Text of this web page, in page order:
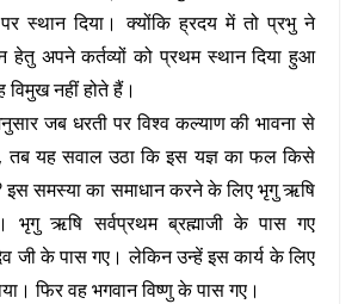
स्थान दिया। क्योंकि ह्रदय में तो प्रभु ने
हेतु अपने कर्तव्यों को प्रथम स्थान दिया हुआ
नहीं होते हैं।
जब धरती पर विश्व कल्याण की भावना से
तब यह सवाल उठा कि इस यज्ञ का फल किसे
इस समस्या का समाधान करने के लिए भृगु ऋषि
भृगु ऋषि सर्वप्रथम ब्रह्माजी के पास गए
जी के पास गए। लेकिन उन्हें इस कार्य के लिए
फिर वह भगवान विष्णु के पास गए।